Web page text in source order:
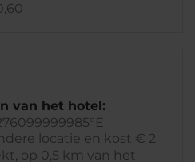
van het hotel:
locatie en kost € 2
op 0,5 km van het